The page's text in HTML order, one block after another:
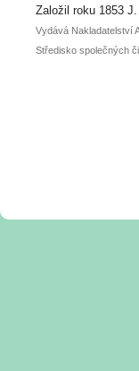
posteru je už 30.
Založil roku 1853
Vydává Nakladatelství
Středisko společných